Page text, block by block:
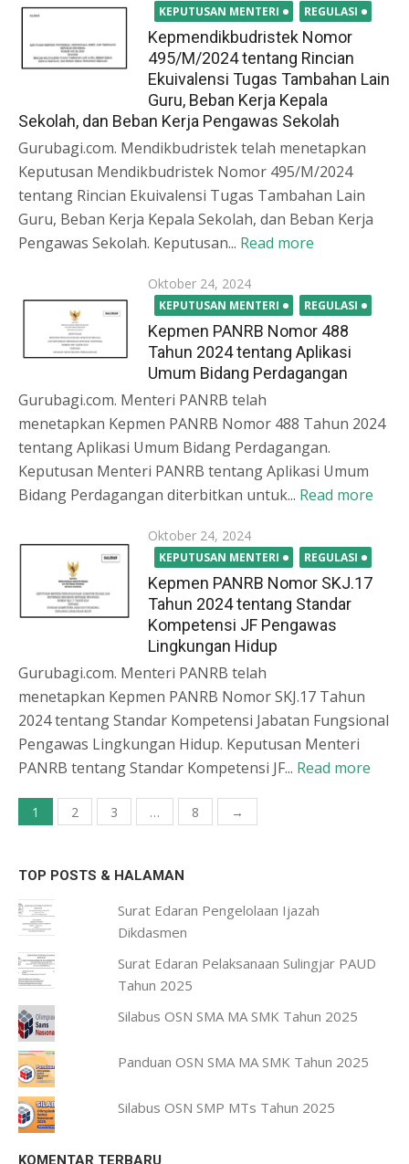
onKEPUTUSAN MENTERI REGULASI
Kepmendikbudristek Nomor
495/M/2024 tentang Rincian
Ekuivalensi Tugas Tambahan Lain
Guru, Beban Kerja Kepala
Sekolah, dan Beban Kerja Pengawas Sekolah
Gurubagi.com. Mendikbudristek telah menetapkan
Keputusan Mendikbudristek Nomor 495/M/2024
tentang Rincian Ekuivalensi Tugas Tambahan Lain
Guru, Beban Kerja Kepala Sekolah, dan Beban Kerja
Pengawas Sekolah. Keputusan... Read more
Posted
on
Oktober 24, 2024
KEPUTUSAN MENTERI REGULASI
Kepmen PANRB Nomor 488
Tahun 2024 tentang Aplikasi
Umum Bidang Perdagangan
Gurubagi.com. Menteri PANRB telah
menetapkan Kepmen PANRB Nomor 488 Tahun 2024
tentang Aplikasi Umum Bidang Perdagangan.
Keputusan Menteri PANRB tentang Aplikasi Umum
Bidang Perdagangan diterbitkan untuk... Read more
Posted
on
Oktober 24, 2024
KEPUTUSAN MENTERI REGULASI
Kepmen PANRB Nomor SKJ.17
Tahun 2024 tentang Standar
Kompetensi JF Pengawas
Lingkungan Hidup
Gurubagi.com. Menteri PANRB telah
menetapkan Kepmen PANRB Nomor SKJ.17 Tahun
2024 tentang Standar Kompetensi Jabatan Fungsional
Pengawas Lingkungan Hidup. Keputusan Menteri
PANRB tentang Standar Kompetensi JF... Read more
Paginasi
1 2 3 … 8 →
TOP POSTS & HALAMAN
Surat Edaran Pengelolaan Ijazah
Dikdasmen
Surat Edaran Pelaksanaan Sulingjar PAUD
Tahun 2025
Silabus OSN SMA MA SMK Tahun 2025
Panduan OSN SMA MA SMK Tahun 2025
Silabus OSN SMP MTs Tahun 2025
KOMENTAR TERBARU